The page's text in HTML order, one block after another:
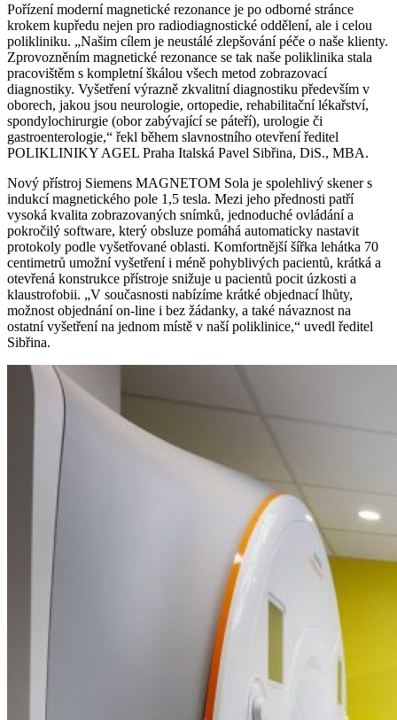
Pořízení moderní magnetické rezonance je po odborné stránce
krokem kupředu nejen pro radiodiagnostické oddělení, ale i celou
polikliniku. „Našim cílem je neustálé zlepšování péče o naše klienty.
Zprovozněním magnetické rezonance se tak naše poliklinika stala
pracovištěm s kompletní škálou všech metod zobrazovací
diagnostiky. Vyšetření výrazně zkvalitní diagnostiku především v
oborech, jakou jsou neurologie, ortopedie, rehabilitační lékařství,
spondylochirurgie (obor zabývající se páteří), urologie či
gastroenterologie,“ řekl během slavnostního otevření ředitel
POLIKLINIKY AGEL Praha Italská Pavel Sibřina, DiS., MBA.
Nový přístroj Siemens MAGNETOM Sola je spolehlivý skener s
indukcí magnetického pole 1,5 tesla. Mezi jeho přednosti patří
vysoká kvalita zobrazovaných snímků, jednoduché ovládání a
pokročilý software, který obsluze pomáhá automaticky nastavit
protokoly podle vyšetřované oblasti. Komfortnější šířka lehátka 70
centimetrů umožní vyšetření i méně pohyblivých pacientů, krátká a
otevřená konstrukce přístroje snižuje u pacientů pocit úzkosti a
klaustrofobii. „V současnosti nabízíme krátké objednací lhůty,
možnost objednání on-line i bez žádanky, a také návaznost na
ostatní vyšetření na jednom místě v naší poliklinice,“ uvedl ředitel
Sibřina.